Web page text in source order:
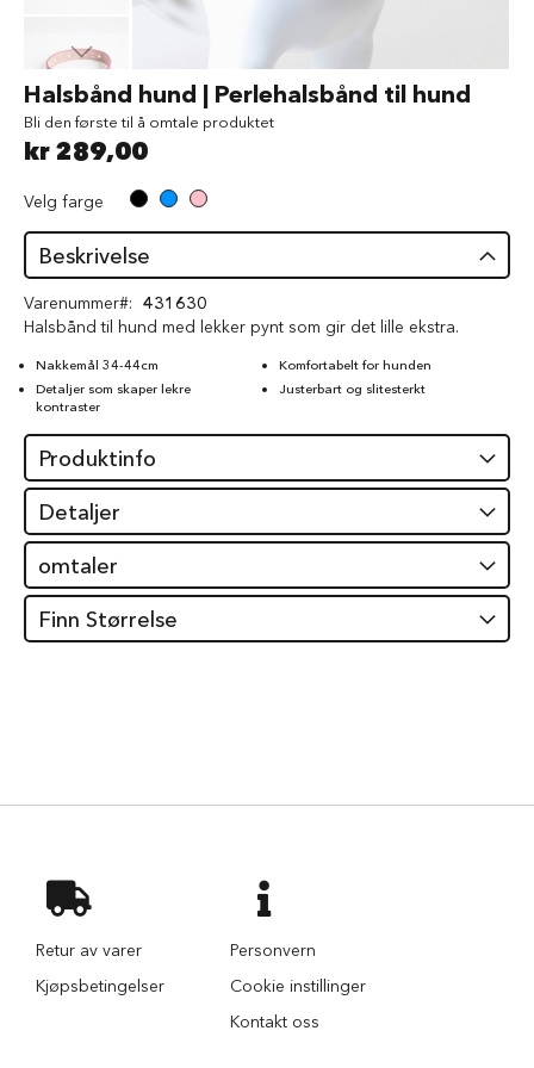
V
t
f
ô
r
l
h
u
d
G
o
d
i
t
e
r
t
i
l
h
u
n
b
n
i
h
u
Halsbånd hund | Perlehalsbånd til hund
Bli den første til å omtale produktet
kr 289,00
Velg farge
Beskrivelse
Varenummer
431630
Halsbånd til hund med lekker pynt som gir det lille ekstra.
Nakkemål 34-44cm
Detaljer som skaper lekre
kontraster
Komfortabelt for hunden
Justerbart og slitesterkt
Produktinfo
Detaljer
omtaler
Finn Størrelse
til
begynnelsen
av
Retur av varer
Kjøpsbetingelser
Personvern
Cookie instillinger
Kontakt oss